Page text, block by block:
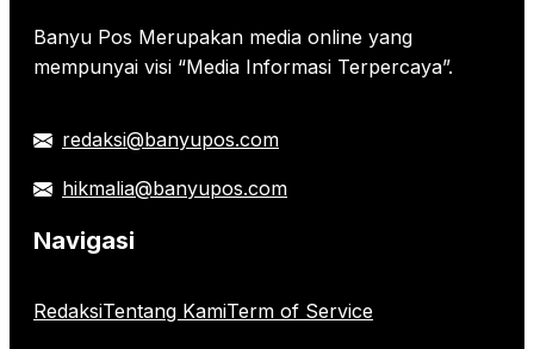
Banyu Pos Merupakan media online yang
mempunyai visi “Media Informasi Terpercaya”.
redaksi@banyupos.com
hikmalia@banyupos.com
Navigasi
RedaksiTentang KamiTerm of Service